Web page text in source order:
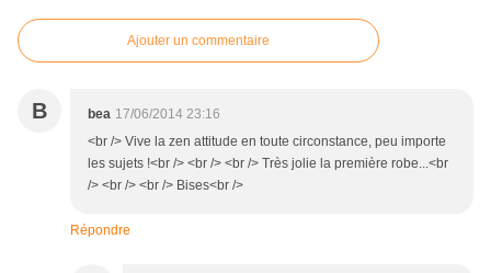
Ajouter un commentaire
B bea 17/06/2014 23:16
<br /> Vive la zen attitude en toute circonstance, peu importe
les sujets !<br /> <br /> <br /> Très jolie la première robe...<br
/> <br /> <br /> Bises<br />
Répondre